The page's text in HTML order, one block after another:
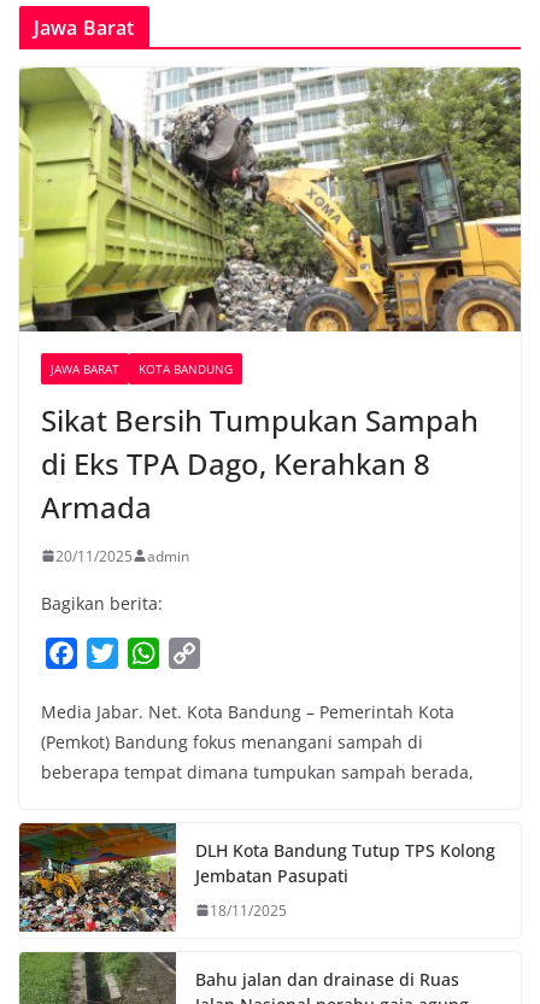
Jawa Barat
JAWA BARAT KOTA BANDUNG
Sikat Bersih Tumpukan Sampah
di Eks TPA Dago, Kerahkan 8
Armada
20/11/2025 admin
Bagikan berita:
c
e
b
o
k
i
t
t
r
W
a
t
s
p
p
p
y
L
n
k
Media Jabar. Net. Kota Bandung – Pemerintah Kota
(Pemkot) Bandung fokus menangani sampah di
beberapa tempat dimana tumpukan sampah berada,
DLH Kota Bandung Tutup TPS Kolong
Jembatan Pasupati
18/11/2025
Bahu jalan dan drainase di Ruas